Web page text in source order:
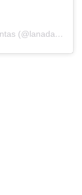
Uma publicação compartilhada por Lana Dantas (@lanadacasadesousa)